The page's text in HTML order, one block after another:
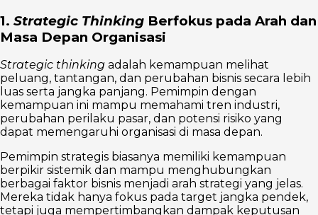
1. Strategic Thinking Berfokus pada Arah dan
Masa Depan Organisasi
Strategic thinking adalah kemampuan melihat
peluang, tantangan, dan perubahan bisnis secara lebih
luas serta jangka panjang. Pemimpin dengan
kemampuan ini mampu memahami tren industri,
perubahan perilaku pasar, dan potensi risiko yang
dapat memengaruhi organisasi di masa depan.
Pemimpin strategis biasanya memiliki kemampuan
berpikir sistemik dan mampu menghubungkan
berbagai faktor bisnis menjadi arah strategi yang jelas.
Mereka tidak hanya fokus pada target jangka pendek,
tetapi juga mempertimbangkan dampak keputusan